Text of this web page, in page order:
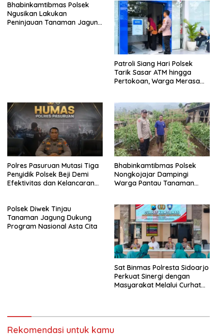
Bhabinkamtibmas Polsek
Ngusikan Lakukan
Peninjauan Tanaman Jagung
Patroli Siang Hari Polsek
Tarik Sasar ATM hingga
Pertokoan, Warga Merasa
Polres Pasuruan Mutasi Tiga
Penyidik Polsek Beji Demi
Efektivitas dan Kelancaran
Bhabinkamtibmas Polsek
Nongkojajar Dampingi
Warga Pantau Tanaman
Polsek Diwek Tinjau
Tanaman Jagung Dukung
Program Nasional Asta Cita
Sat Binmas Polresta Sidoarjo
Perkuat Sinergi dengan
Masyarakat Melalui Curhat
Rekomendasi untuk kamu